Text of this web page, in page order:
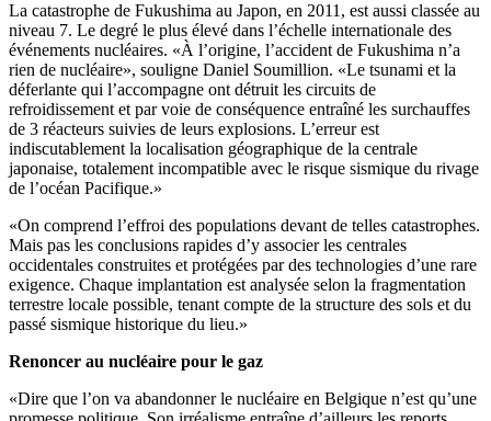
La catastrophe de Fukushima au Japon, en 2011, est aussi classée au
niveau 7. Le degré le plus élevé dans l’échelle internationale des
événements nucléaires. «À l’origine, l’accident de Fukushima n’a
rien de nucléaire», souligne Daniel Soumillion. «Le tsunami et la
déferlante qui l’accompagne ont détruit les circuits de
refroidissement et par voie de conséquence entraîné les surchauffes
de 3 réacteurs suivies de leurs explosions. L’erreur est
indiscutablement la localisation géographique de la centrale
japonaise, totalement incompatible avec le risque sismique du rivage
de l’océan Pacifique.»
«On comprend l’effroi des populations devant de telles catastrophes.
Mais pas les conclusions rapides d’y associer les centrales
occidentales construites et protégées par des technologies d’une rare
exigence. Chaque implantation est analysée selon la fragmentation
terrestre locale possible, tenant compte de la structure des sols et du
passé sismique historique du lieu.»
Renoncer au nucléaire pour le gaz
«Dire que l’on va abandonner le nucléaire en Belgique n’est qu’une